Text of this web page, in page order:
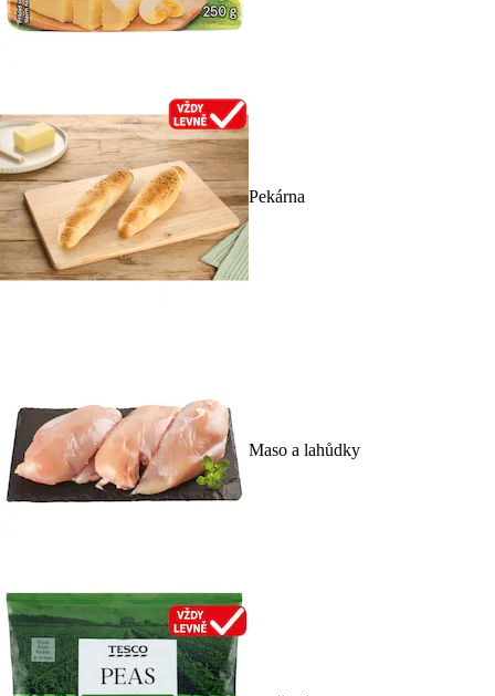
Pekárna
Maso a lahůdky